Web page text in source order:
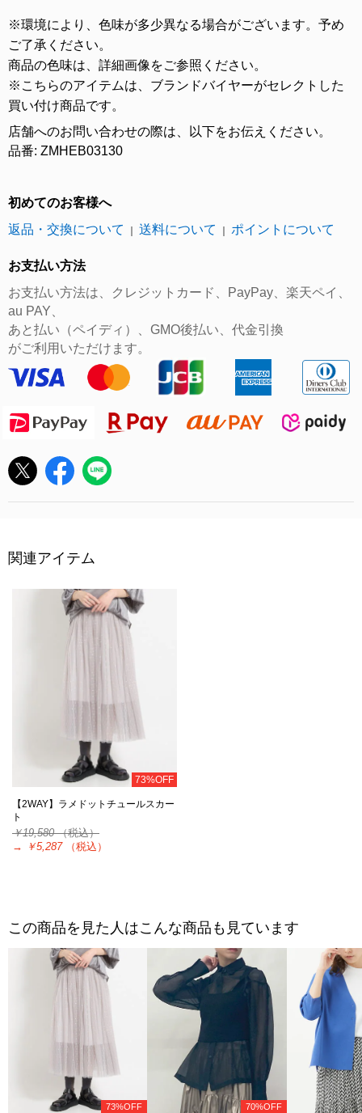
※環境により、色味が多少異なる場合がございます。予め
ご了承ください。
商品の色味は、詳細画像をご参照ください。
※こちらのアイテムは、ブランドバイヤーがセレクトした
買い付け商品です。
店舗へのお問い合わせの際は、以下をお伝えください。
品番: ZMHEB03130
初めてのお客様へ
返品・交換について
｜ 送料について ｜ ポイントについて
お支払い方法
お支払い方法は、クレジットカード、PayPay、楽天ペイ、
au PAY、
あと払い（ペイディ）、GMO後払い、代金引換
がご利用いただけます。
関連アイテム
73%OFF
【2WAY】ラメドットチュールスカー
ト
￥19,580（税込）
→
￥5,287 （税込）
この商品を見た人はこんな商品も見ています
73%OFF 70%OFF